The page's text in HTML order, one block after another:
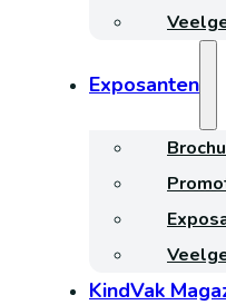
Exposanten
KindVak